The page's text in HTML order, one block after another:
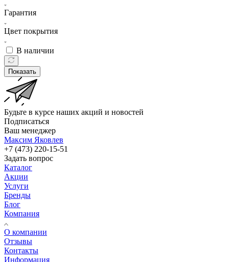
Гарантия
Цвет покрытия
В наличии
Показать
Будьте в курсе наших акций и новостей
Подписаться
Ваш менеджер
Максим Яковлев
+7 (473) 220-15-51
Задать вопрос
Каталог
Акции
Услуги
Бренды
Блог
Компания
О компании
Отзывы
Контакты
Информация